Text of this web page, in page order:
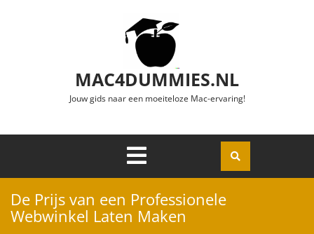
MAC4DUMMIES.NL
Jouw gids naar een moeiteloze Mac-ervaring!
Openen
De Prijs van een Professionele
Webwinkel Laten Maken